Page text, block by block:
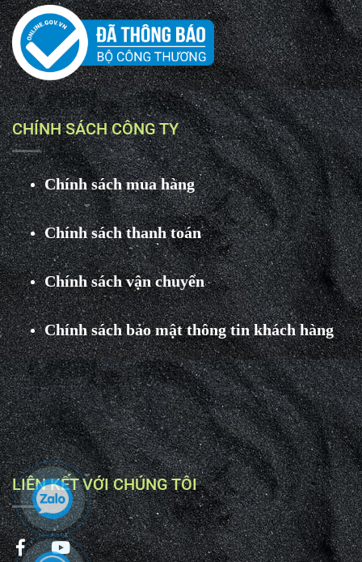
CHÍNH SÁCH CÔNG TY
Chính sách mua hàng
Chính sách thanh toán
Chính sách vận chuyển
Chính sách bảo mật thông tin khách hàng
LIÊN KẾT VỚI CHÚNG TÔI